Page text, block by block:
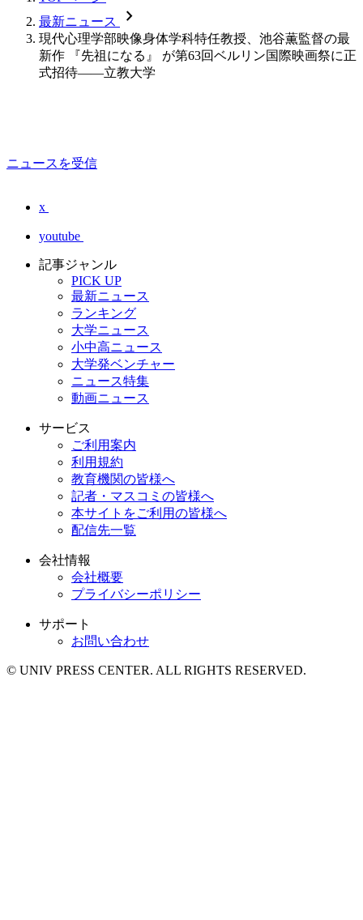
最新ニュース chevron_forward
現代心理学部映像身体学科特任教授、池谷薫監督の最
新作 『先祖になる』 が第63回ベルリン国際映画祭に正
式招待――立教大学
ニュースを受信
x
youtube
記事ジャンル
PICK UP
最新ニュース
ランキング
大学ニュース
小中高ニュース
大学発ベンチャー
ニュース特集
動画ニュース
サービス
ご利用案内
利用規約
教育機関の皆様へ
記者・マスコミの皆様へ
本サイトをご利用の皆様へ
配信先一覧
会社情報
会社概要
プライバシーポリシー
サポート
お問い合わせ
© UNIV PRESS CENTER. ALL RIGHTS RESERVED.